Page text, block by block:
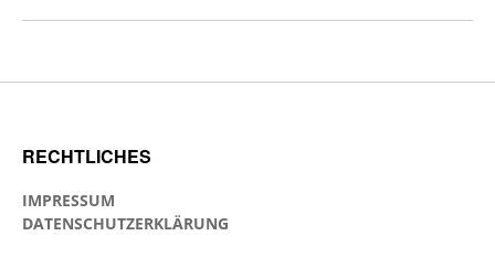
RECHTLICHES
IMPRESSUM
DATENSCHUTZERKLÄRUNG